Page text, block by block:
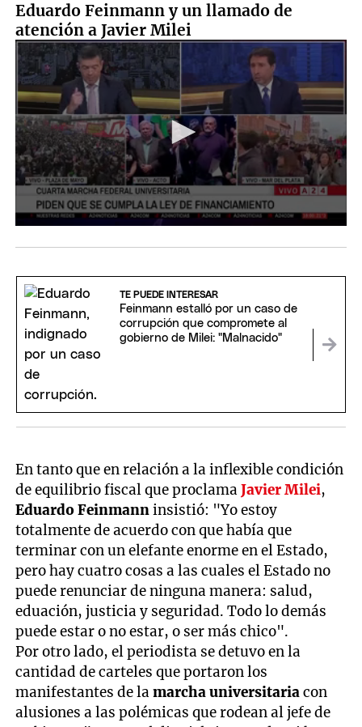
Eduardo Feinmann y un llamado de
atención a Javier Milei
TE PUEDE INTERESAR
Feinmann estalló por un caso de
corrupción que compromete al
gobierno de Milei: "Malnacido"
En tanto que en relación a la inflexible condición
de equilibrio fiscal que proclamaJavier Milei,
Eduardo Feinmanninsistió: "Yo estoy
totalmente de acuerdo con que había que
terminar con un elefante enorme en el Estado,
pero hay cuatro cosas a las cuales el Estado no
puede renunciar de ninguna manera: salud,
eduación, justicia y seguridad. Todo lo demás
puede estar o no estar, o ser más chico".
Por otro lado, el periodista se detuvo en la
cantidad de carteles que portaron los
manifestantes de lamarcha universitariacon
alusiones a las polémicas que rodean al jefe de